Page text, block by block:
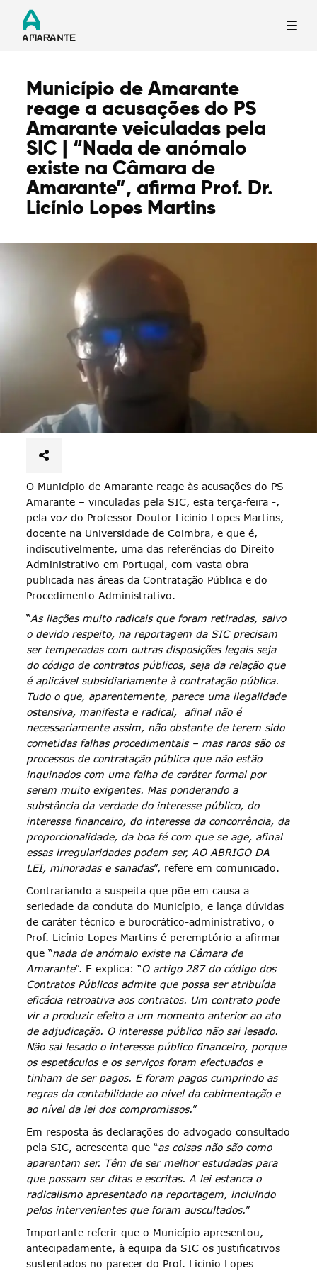
Termo de Pesquisa
Categorias gerais
Município de Amarante
reage a acusações do PS
Amarante veiculadas pela
SIC | “Nada de anómalo
existe na Câmara de
Amarante”, afirma Prof. Dr.
Licínio Lopes Martins
O Município de Amarante reage às acusações do PS
Amarante – vinculadas pela SIC, esta terça-feira -,
pela voz do Professor Doutor Licínio Lopes Martins,
docente na Universidade de Coimbra, e que é,
indiscutivelmente, uma das referências do Direito
Administrativo em Portugal, com vasta obra
publicada nas áreas da Contratação Pública e do
Procedimento Administrativo.
“As ilações muito radicais que foram retiradas, salvo
o devido respeito, na reportagem da SIC precisam
ser temperadas com outras disposições legais seja
do código de contratos públicos, seja da relação que
é aplicável subsidiariamente à contratação pública.
Tudo o que, aparentemente, parece uma ilegalidade
ostensiva, manifesta e radical, afinal não é
necessariamente assim, não obstante de terem sido
cometidas falhas procedimentais – mas raros são os
processos de contratação pública que não estão
inquinados com uma falha de caráter formal por
serem muito exigentes. Mas ponderando a
substância da verdade do interesse público, do
interesse financeiro, do interesse da concorrência, da
proporcionalidade, da boa fé com que se age, afinal
essas irregularidades podem ser, AO ABRIGO DA
LEI, minoradas e sanadas”, refere em comunicado.
Contrariando a suspeita que põe em causa a
seriedade da conduta do Município, e lança dúvidas
de caráter técnico e burocrático-administrativo, o
Prof. Licínio Lopes Martins é peremptório a afirmar
que “nada de anómalo existe na Câmara de
Amarante”. E explica: “O artigo 287 do código dos
Contratos Públicos admite que possa ser atribuída
eficácia retroativa aos contratos. Um contrato pode
vir a produzir efeito a um momento anterior ao ato
de adjudicação. O interesse público não sai lesado.
Não sai lesado o interesse público financeiro, porque
os espetáculos e os serviços foram efectuados e
tinham de ser pagos. E foram pagos cumprindo as
regras da contabilidade ao nível da cabimentação e
ao nível da lei dos compromissos.”
Em resposta às declarações do advogado consultado
pela SIC, acrescenta que “as coisas não são como
aparentam ser. Têm de ser melhor estudadas para
que possam ser ditas e escritas. A lei estanca o
radicalismo apresentado na reportagem, incluindo
pelos intervenientes que foram auscultados.”
Importante referir que o Município apresentou,
antecipadamente, à equipa da SIC os justificativos
sustentados no parecer do Prof. Licínio Lopes